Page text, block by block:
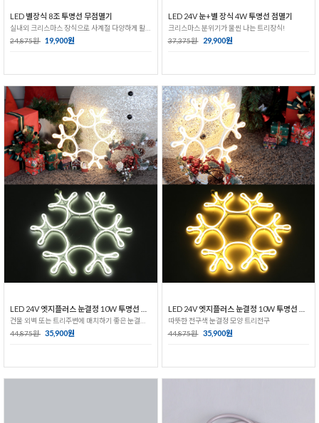
LED 별장식 8조 투명선 무점멸기
24,875원 19,900원
LED 24V 눈+별 장식 4W 투명선 점멸기
크리스마스 분위기가 물씬 나는 트리장식!
37,375원
29,900원
44,875원 35,900원
따뜻한 전구색 눈결정 모양 트리전구
44,875원 35,900원